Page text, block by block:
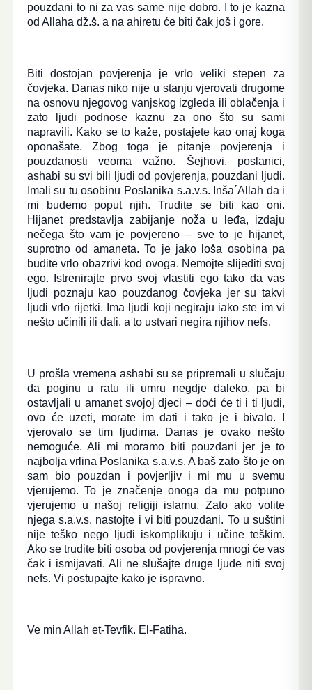
pouzdani to ni za vas same nije dobro. I to je kazna
od Allaha dž.š. a na ahiretu će biti čak još i gore.
Biti dostojan povjerenja je vrlo veliki stepen za
čovjeka. Danas niko nije u stanju vjerovati drugome
na osnovu njegovog vanjskog izgleda ili oblačenja i
zato ljudi podnose kaznu za ono što su sami
napravili. Kako se to kaže, postajete kao onaj koga
oponašate. Zbog toga je pitanje povjerenja i
pouzdanosti veoma važno. Šejhovi, poslanici,
ashabi su svi bili ljudi od povjerenja, pouzdani ljudi.
Imali su tu osobinu Poslanika s.a.v.s. Inša´Allah da i
mi budemo poput njih. Trudite se biti kao oni.
Hijanet predstavlja zabijanje noža u leđa, izdaju
nečega što vam je povjereno – sve to je hijanet,
suprotno od amaneta. To je jako loša osobina pa
budite vrlo obazrivi kod ovoga. Nemojte slijediti svoj
ego. Istrenirajte prvo svoj vlastiti ego tako da vas
ljudi poznaju kao pouzdanog čovjeka jer su takvi
ljudi vrlo rijetki. Ima ljudi koji negiraju iako ste im vi
nešto učinili ili dali, a to ustvari negira njihov nefs.
U prošla vremena ashabi su se pripremali u slučaju
da poginu u ratu ili umru negdje daleko, pa bi
ostavljali u amanet svojoj djeci – doći će ti i ti ljudi,
ovo će uzeti, morate im dati i tako je i bivalo. I
vjerovalo se tim ljudima. Danas je ovako nešto
nemoguće. Ali mi moramo biti pouzdani jer je to
najbolja vrlina Poslanika s.a.v.s. A baš zato što je on
sam bio pouzdan i povjerljiv i mi mu u svemu
vjerujemo. To je značenje onoga da mu potpuno
vjerujemo u našoj religiji islamu. Zato ako volite
njega s.a.v.s. nastojte i vi biti pouzdani. To u suštini
nije teško nego ljudi iskomplikuju i učine teškim.
Ako se trudite biti osoba od povjerenja mnogi će vas
čak i ismijavati. Ali ne slušajte druge ljude niti svoj
nefs. Vi postupajte kako je ispravno.
Ve min Allah et-Tevfik. El-Fatiha.